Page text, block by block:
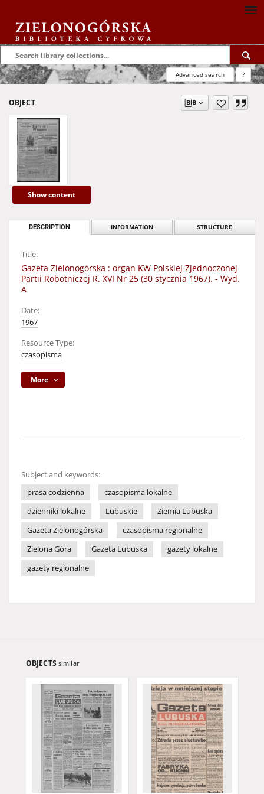
Advanced search ?
OBJECT
Show content
DESCRIPTION INFORMATION STRUCTURE
Title:
Gazeta Zielonogórska : organ KW Polskiej Zjednoczonej
Partii Robotniczej R. XVI Nr 25 (30 stycznia 1967). - Wyd.
A
Date:
1967
Resource Type:
czasopisma
More
Subject and keywords:
prasa codzienna
czasopisma lokalne
dzienniki lokalne
Lubuskie
Ziemia Lubuska
Gazeta Zielonogórska
czasopisma regionalne
Zielona Góra
Gazeta Lubuska
gazety lokalne
gazety regionalne
OBJECTS similar